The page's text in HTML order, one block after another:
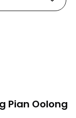
Pian Oolong